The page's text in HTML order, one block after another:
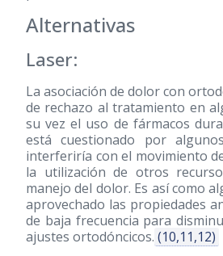
Alternativas
Laser:
La asociación de dolor con
de rechazo al tratamiento en
su vez el uso de fármacos
está cuestionado por
interferiría con el movimiento
la utilización de otros
manejo del dolor. Es así como
aprovechado las propiedades
de baja frecuencia para
ajustes ortodóncicos. (10,11,12)